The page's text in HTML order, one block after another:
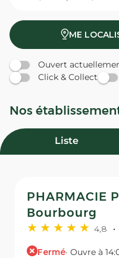
ME
Ouvert
Click & Collect
Nos
Liste
PHARMACIE
Bourbourg
4,8
Fermé· Ouvre à